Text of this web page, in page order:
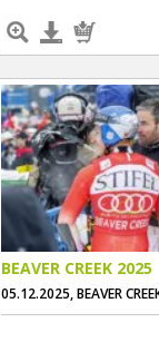
BEAVER CREEK 2025
05.12.2025, BEAVER